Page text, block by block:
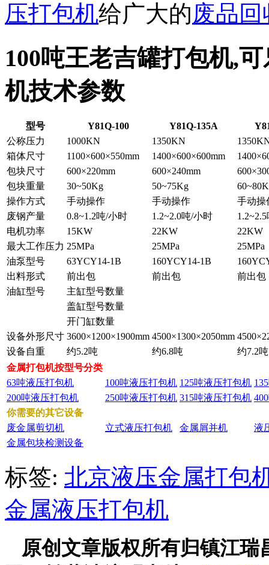
压打包机给广大的废品回
100吨王老吉罐打包机,
机技术参数
型号 Y81Q-100 Y81Q-135A
公称压力
1000KN 1350KN
箱体尺寸
1100×600×550mm 1400×600×600mm
包块尺寸
600×220mm 600×240mm
包块重量
30~50Kg 50~75Kg
操作方式
手动操作 手动操作
手动操
废钢产量
0.8~1.2吨/小时 1.2~2.0吨/小时
电机功率
15KW 22KW
22KW
最大工作压力 25MPa 25MPa
25MPa
油泵型号
63YCY14-1B 160YCY14-1B
出料形式
前出包 前出包
前出包
油缸型号
主缸型号数量
盖缸型号数量
开门缸数量
设备外形尺寸 3600×1200×1900mm 4500×1300×2050mm
设备自重
约5.2吨 约6.8吨
约7.2吨
金属打包机按型号分类
63吨液压打包机
100吨液压打包机 125吨液压打包机
200吨液压打包机
250吨液压打包机 315吨液压打包机
你需要的其它设备
废金属剪切机
立式液压打包机 金属屑并机
液
金属包块检测设备
标签: 北京液压金属打包
金属液压打包机
原创文章版权所有归镇江瑞